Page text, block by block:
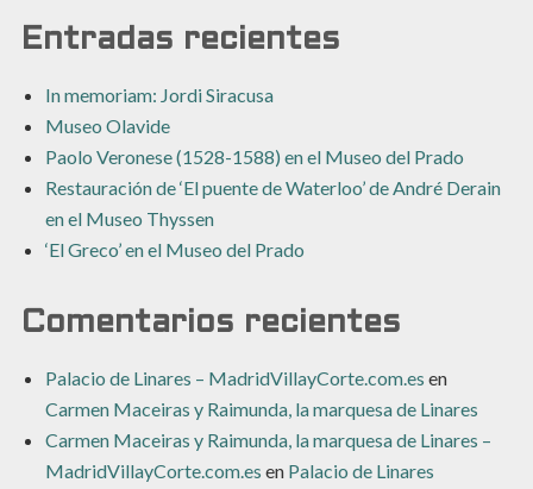
Entradas recientes
In memoriam: Jordi Siracusa
Museo Olavide
Paolo Veronese (1528-1588) en el Museo del Prado
Restauración de ‘El puente de Waterloo’ de André Derain
en el Museo Thyssen
‘El Greco’ en el Museo del Prado
Comentarios recientes
Palacio de Linares – MadridVillayCorte.com.es en
Carmen Maceiras y Raimunda, la marquesa de Linares
Carmen Maceiras y Raimunda, la marquesa de Linares –
MadridVillayCorte.com.es en Palacio de Linares